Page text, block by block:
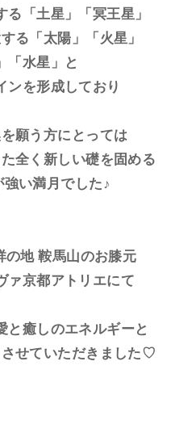
る「土星」「冥王星」
る「太陽」「火星」
「水星」と
ンを形成しており
願う方にとっては
全く新しい礎を固める
い満月でした♪
の地 鞍馬山のお膝元
ァ京都アトリエにて
と癒しのエネルギーと
せていただきました♡